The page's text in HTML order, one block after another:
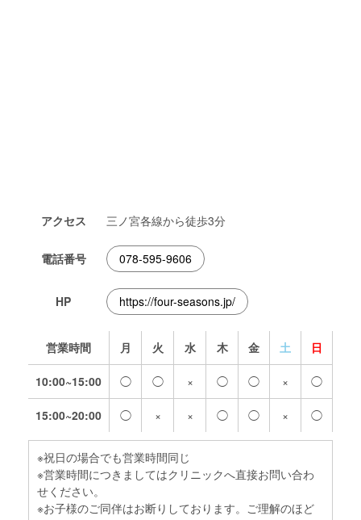
アクセス 三ノ宮各線から徒歩3分
電話番号 078-595-9606
HP https://four-seasons.jp/
営業時間 月 火 水 木 金 土 日
10:00~15:00 ◯ ◯ × ◯ ◯ × ◯
15:00~20:00 ◯ × × ◯ ◯ × ◯
※祝日の場合でも営業時間同じ
※営業時間につきましてはクリニックへ直接お問い合わ
せください。
※お子様のご同伴はお断りしております。ご理解のほど